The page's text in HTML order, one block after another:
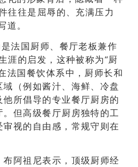
往往是屈辱的、充满压力
。
法国厨师、餐厅老板兼作
涯的启发，这种被称为“厨
法国餐饮体系中，厨师长和
（例如酱汁、海鲜、冷盘
所倡导的专业餐厅厨房的
但高级餐厅厨房独特的工
视的自由感，常规守则在
阿祖尼表示，顶级厨师经